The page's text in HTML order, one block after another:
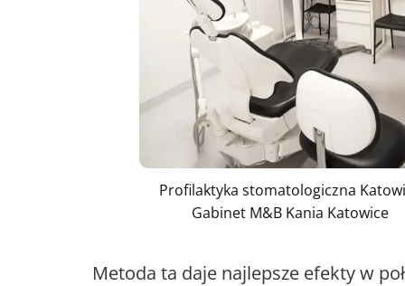
Profilaktyka stomatologiczna
Gabinet M&B Kania Katowice
Metoda ta daje najlepsze efekty w